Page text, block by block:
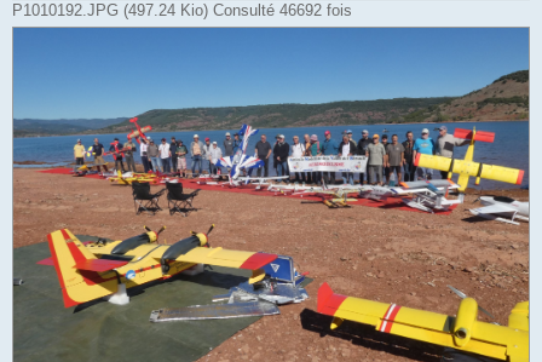
P1010192.JPG (497.24 Kio) Consulté 46692 fois